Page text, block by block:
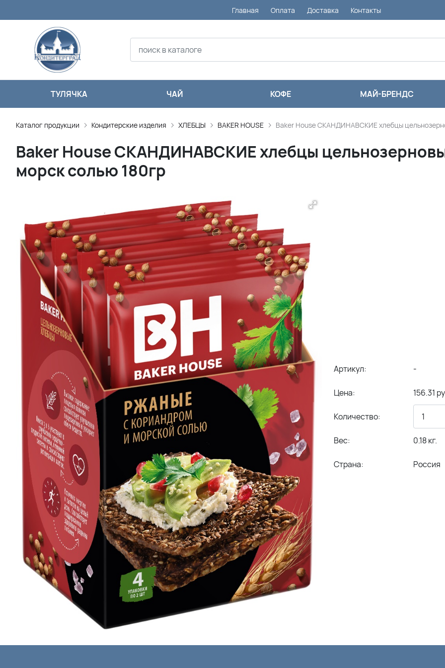
Главная Оплата Доставка Контакты
ТУЛЯЧКА ЧАЙ КОФЕ МАЙ-БРЕНДС
Каталог продукции Кондитерские изделия ХЛЕБЦЫ BAKER HOUSE Baker House СКАНДИНАВСКИЕ хлебцы
Baker House СКАНДИНАВСКИЕ хлебцы
морск солью 180гр
Артикул: -
Цена: 156.31
Количество:
Вес: 0.18 кг.
Страна: Россия